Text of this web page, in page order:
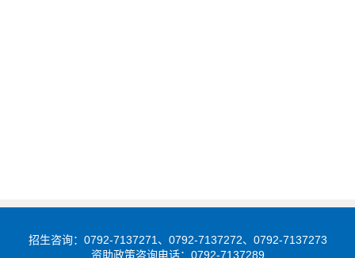
招生咨询：0792-7137271、0792-7137272、0792-7137273
资助政策咨询电话：0792-7137289